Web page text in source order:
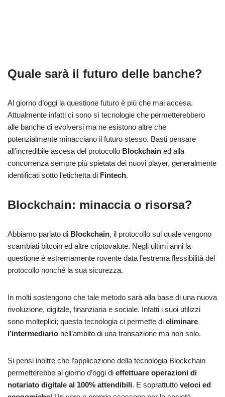
Quale sarà il futuro delle banche?
Al giorno d’oggi la questione futuro è più che mai accesa.
Attualmente infatti ci sono sì tecnologie che permetterebbero
alle banche di evolversi ma ne esistono altre che
potenzialmente minacciano il futuro stesso. Basti pensare
all’incredibile ascesa del protocollo Blockchain ed alla
concorrenza sempre più spietata dei nuovi player, generalmente
identificati sotto l’etichetta di Fintech.
Blockchain: minaccia o risorsa?
Abbiamo parlato di Blockchain, il protocollo sul quale vengono
scambiati bitcoin ed altre criptovalute. Negli ultimi anni la
questione è estremamente rovente data l’estrema flessibilità del
protocollo nonché la sua sicurezza.
In molti sostengono che tale metodo sarà alla base di una nuova
rivoluzione, digitale, finanziaria e sociale. Infatti i suoi utilizzi
sono molteplici; questa tecnologia ci permette di eliminare
l’intermediario nell’ambito di una transazione ma non solo.
Si pensi inoltre che l’applicazione della tecnologia Blockchain
permetterebbe al giorno d’oggi di effettuare operazioni di
notariato digitale al 100% attendibili. E soprattutto veloci ed